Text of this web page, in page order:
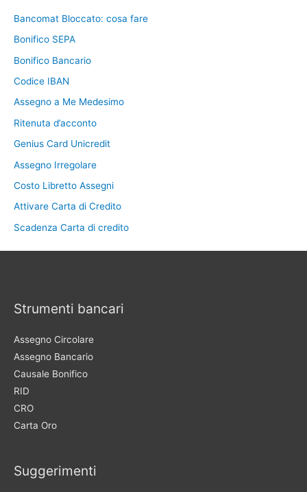
Bancomat Bloccato: cosa fare
Bonifico SEPA
Bonifico Bancario
Codice IBAN
Assegno a Me Medesimo
Ritenuta d’acconto
Genius Card Unicredit
Assegno Irregolare
Costo Libretto Assegni
Attivare Carta di Credito
Scadenza Carta di credito
Strumenti bancari
Assegno Circolare
Assegno Bancario
Causale Bonifico
RID
CRO
Carta Oro
Suggerimenti